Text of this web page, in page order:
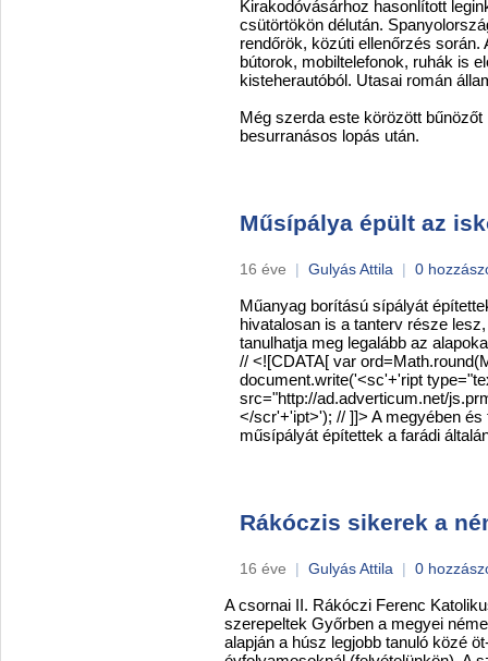
Kirakodóvásárhoz hasonlított
csütörtökön délután.
rendőrök, közúti ellenőrzés
bútorok, mobiltelefonok, ruhák is
kisteherautóból. Utasai román
Még szerda este körözött
besurranásos lopás után.
Műsípálya épült az
16 éve | Gulyás Attila | 0
Műanyag borítású sípályát
hivatalosan is a tanterv része
tanulhatja meg legalább az
// <![CDATA[ var
document.write('<sc'+'ript
src="http://ad.adverticum.net/
</scr'+'ipt>'); // ]]> A megyében
műsípályát építettek a farádi
Rákóczis sikerek a
16 éve | Gulyás Attila | 0
A csornai II. Rákóczi Ferenc
szerepeltek Győrben a megyei
alapján a húsz legjobb tanuló közé